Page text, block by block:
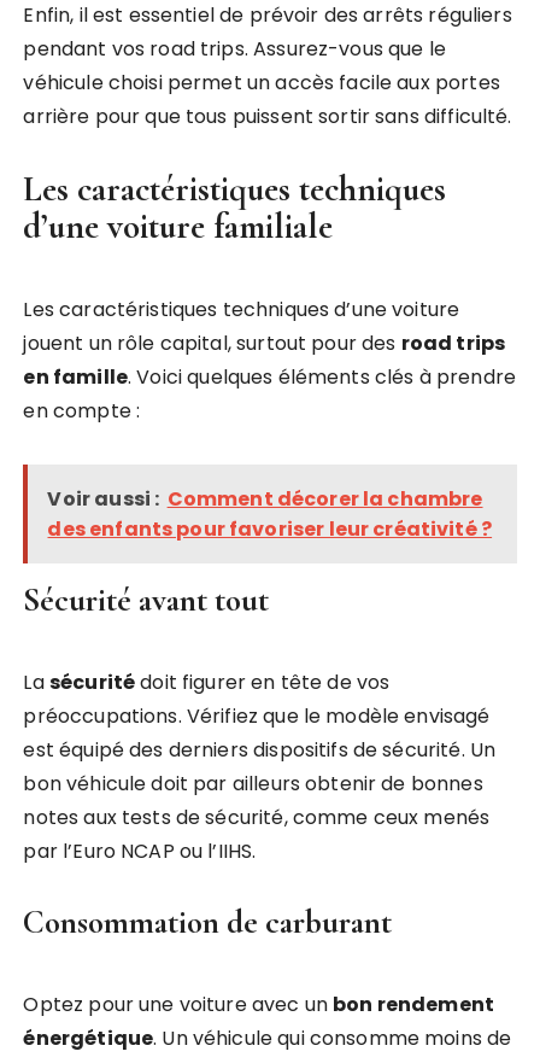
Enfin, il est essentiel de prévoir des arrêts réguliers
pendant vos road trips. Assurez-vous que le
véhicule choisi permet un accès facile aux portes
arrière pour que tous puissent sortir sans difficulté.
Les caractéristiques techniques
d’une voiture familiale
Les caractéristiques techniques d’une voiture
jouent un rôle capital, surtout pour des road trips
en famille. Voici quelques éléments clés à prendre
en compte :
Voir aussi : Comment décorer la chambre
des enfants pour favoriser leur créativité ?
Sécurité avant tout
Lasécuritédoit figurer en tête de vos
préoccupations. Vérifiez que le modèle envisagé
est équipé des derniers dispositifs de sécurité. Un
bon véhicule doit par ailleurs obtenir de bonnes
notes aux tests de sécurité, comme ceux menés
par l’Euro NCAP ou l’IIHS.
Consommation de carburant
Optez pour une voiture avec un bon rendement
énergétique. Un véhicule qui consomme moins de